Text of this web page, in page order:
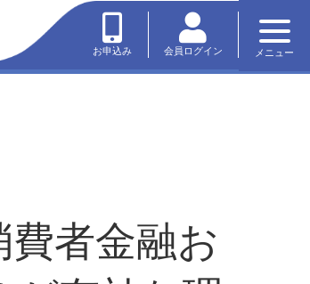
メニュー
お申込み 会員ログイン
者金融お